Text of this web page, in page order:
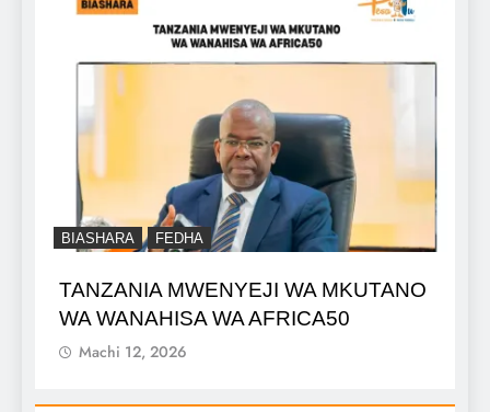
BIASHARA FEDHA
TANZANIA MWENYEJI WA MKUTANO
WA WANAHISA WA AFRICA50
Machi 12, 2026